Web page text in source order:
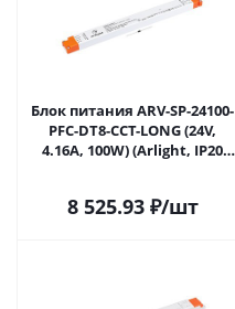
Блок питания ARV-SP-24100-
PFC-DT8-CCT-LONG (24V,
4.16A, 100W) (Arlight, IP20
8 525.93₽/шт